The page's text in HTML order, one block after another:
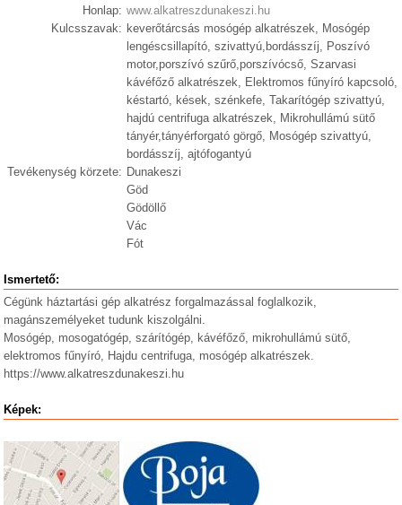
Honlap: www.alkatreszdunakeszi.hu
Kulcsszavak: keverőtárcsás mosógép alkatrészek, Mosógép
lengéscsillapító, szivattyú,bordásszíj, Poszívó
motor,porszívó szűrő,porszívócső, Szarvasi
kávéfőző alkatrészek, Elektromos fűnyíró kapcsoló,
késtartó, kések, szénkefe, Takarítógép szivattyú,
hajdú centrifuga alkatrészek, Mikrohullámú sütő
tányér,tányérforgató görgő, Mosógép szivattyú,
bordásszíj, ajtófogantyú
Tevékenység körzete: Dunakeszi
Göd
Gödöllő
Vác
Fót
Ismertető:
Cégünk háztartási gép alkatrész forgalmazással foglalkozik,
magánszemélyeket tudunk kiszolgálni.
Mosógép, mosogatógép, szárítógép, kávéfőző, mikrohullámú sütő,
elektromos fűnyíró, Hajdu centrifuga, mosógép alkatrészek.
https://www.alkatreszdunakeszi.hu
Képek: